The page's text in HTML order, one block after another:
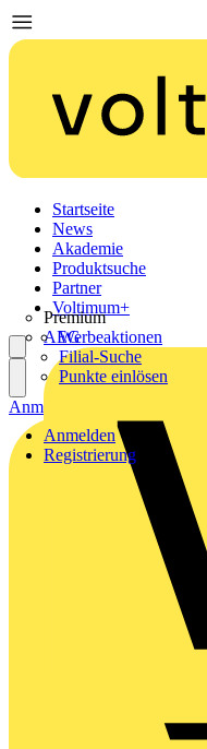
Startseite
News
Akademie
Produktsuche
Partner
Premium
AEG
Voltimum+
Werbeaktionen
Filial-Suche
Punkte einlösen
Anmelden
Registrierung
Anmelden